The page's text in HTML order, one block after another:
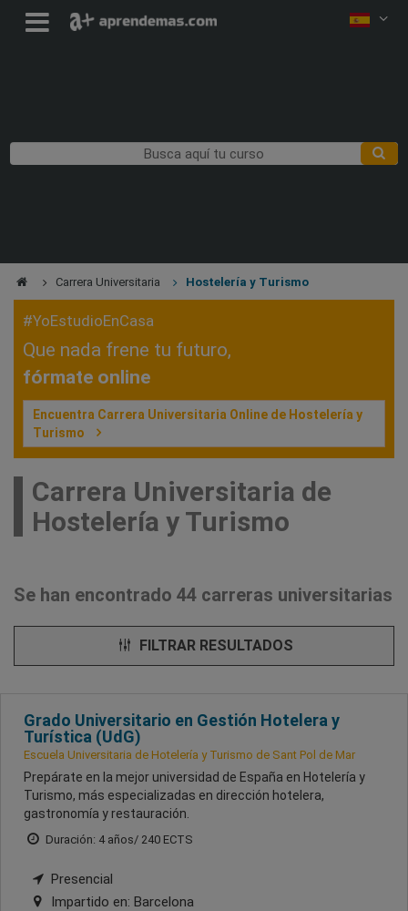
Carrera Universitaria Hostelería y Turismo
#YoEstudioEnCasa
Que nada frene tu futuro,
fórmate online
Encuentra Carrera Universitaria Online de Hostelería y
Turismo
Carrera Universitaria de
Hostelería y Turismo
Se han encontrado 44 carreras universitarias
FILTRAR RESULTADOS
Grado Universitario en Gestión Hotelera y
Turística (UdG)
Escuela Universitaria de Hotelería y Turismo de Sant Pol de Mar
Prepárate en la mejor universidad de España en Hotelería y
Turismo, más especializadas en dirección hotelera,
gastronomía y restauración.
Duración: 4 años/ 240 ECTS
Presencial
Impartido en: Barcelona